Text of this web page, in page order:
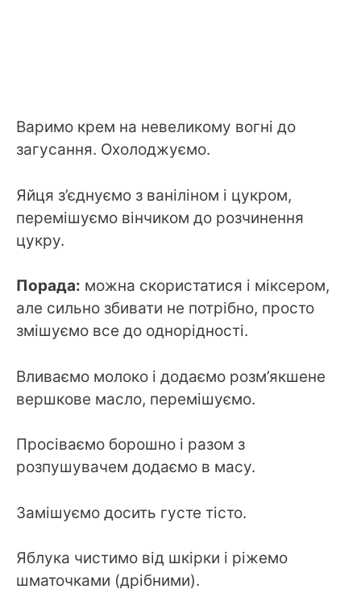
Варимо крем на невеликому вогні до
загусання. Охолоджуємо.
Яйця з’єднуємо з ваніліном і цукром,
перемішуємо вінчиком до розчинення
цукру.
Порада: можна скористатися і міксером,
але сильно збивати не потрібно, просто
змішуємо все до однорідності.
Вливаємо молоко і додаємо розм’якшене
вершкове масло, перемішуємо.
Просіваємо борошно і разом з
розпушувачем додаємо в масу.
Замішуємо досить густе тісто.
Яблука чистимо від шкірки і ріжемо
шматочками (дрібними).